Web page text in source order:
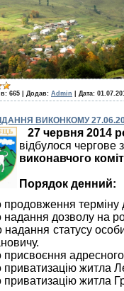
665 Додав: Admin Дата:
ВИКОНКОМУ
27 червня 2014
відбулося чергове
виконавчого
Порядок денний:
продовження
надання дозволу на
статусу
присвоєння
приватизацію житла
приватизацію житла